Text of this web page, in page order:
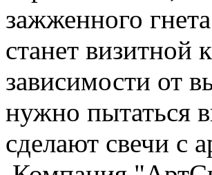
зажженного
станет визитной
зависимости от
нужно пытаться
сделают свечи с